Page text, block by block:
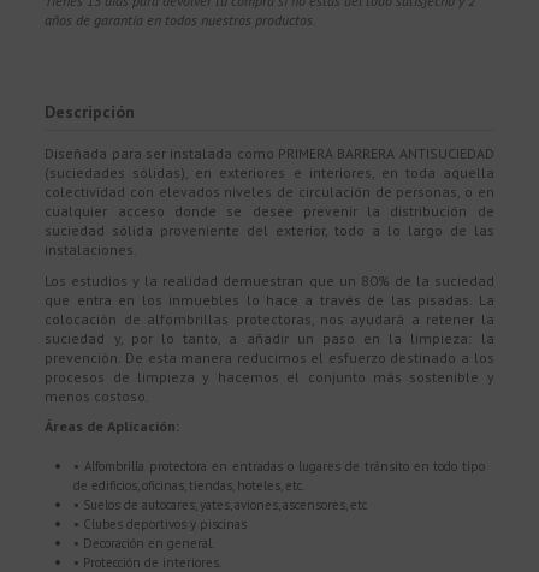
años de garantía en todos nuestros productos.
Descripción
Diseñada para ser instalada como PRIMERA BARRERA ANTISUCIEDAD
(suciedades sólidas), en exteriores e interiores, en toda aquella
colectividad con elevados niveles de circulación de personas, o en
cualquier acceso donde se desee prevenir la distribución de
suciedad sólida proveniente del exterior, todo a lo largo de las
instalaciones.
Los estudios y la realidad demuestran que un 80% de la suciedad
que entra en los inmuebles lo hace a través de las pisadas. La
colocación de alfombrillas protectoras, nos ayudará a retener la
suciedad y, por lo tanto, a añadir un paso en la limpieza: la
prevención. De esta manera reducimos el esfuerzo destinado a los
procesos de limpieza y hacemos el conjunto más sostenible y
menos costoso.
Áreas de Aplicación:
• Alfombrilla protectora en entradas o lugares de tránsito en todo tipo
de edificios, oficinas, tiendas, hoteles, etc.
• Suelos de autocares, yates, aviones, ascensores, etc
• Clubes deportivos y piscinas
• Decoración en general.
• Protección de interiores.